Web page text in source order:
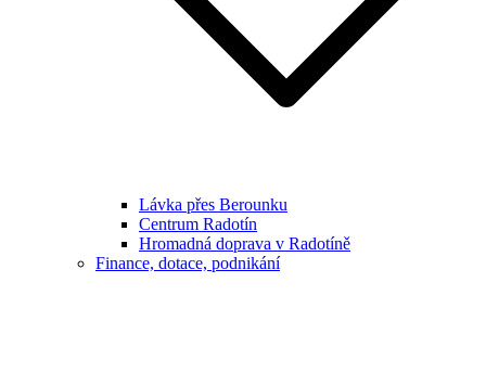
Lávka přes Berounku
Centrum Radotín
Hromadná doprava v Radotíně
Finance, dotace, podnikání